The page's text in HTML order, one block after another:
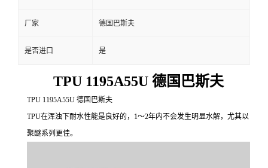
厂家 德国巴斯夫
是否进口 是
TPU 1195A55U 德国巴斯夫
TPU 1195A55U 德国巴斯夫
TPU在浑浊下耐水性能是良好的，1～2年内不会发生明显水解，尤其以
聚醚系列更佳。